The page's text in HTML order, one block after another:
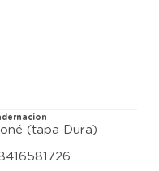
Shawn
(tapa Dura)